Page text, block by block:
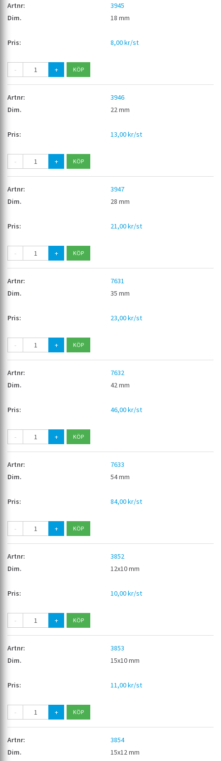
3945
18 mm
8,00 kr/st
- +
3946
22 mm
13,00 kr/st
- +
3947
28 mm
21,00 kr/st
- +
7631
35 mm
23,00 kr/st
- +
7632
42 mm
46,00 kr/st
- +
7633
54 mm
84,00 kr/st
- +
3852
12x10 mm
10,00 kr/st
- +
3853
15x10 mm
11,00 kr/st
- +
3854
15x12 mm